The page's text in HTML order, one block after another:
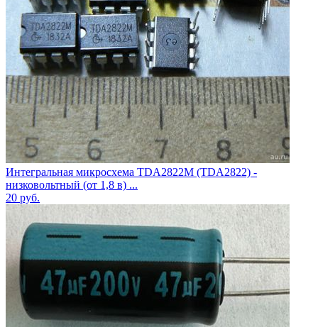
Интегральная микросхема TDA2822M (TDA2822) -
низковольтный (от 1,8 в) ...
20 руб.